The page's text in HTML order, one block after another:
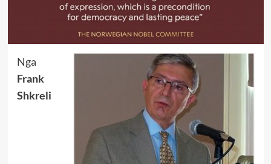
Nga
Frank
Shkreli